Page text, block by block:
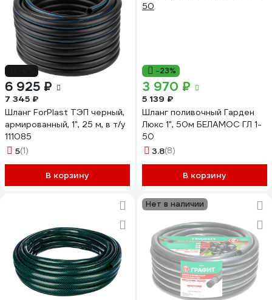
6 925 ₽
7 345 ₽
Шланг ForPlast ТЭП черный,
армированный, 1", 25 м, в т/у
111085
5(1)
В корзину
-23%
3 970 ₽
5 139 ₽
Шланг поливочный Гарден
Люкс 1", 50м БЕЛАМОС ГЛ 1-
50
3.8(8)
В корзину
Нет в наличии